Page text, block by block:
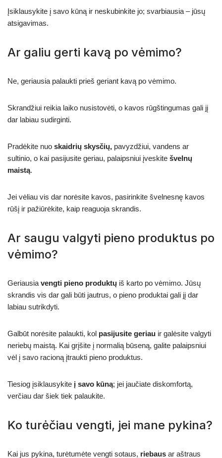
Įsiklausykite į savo kūną ir neskubinkite jo; svarbiausia – jūsų
atsigavimas.
Ar galiu gerti kavą po vėmimo?
Ne, geriausia palaukti prieš geriant kavą po vėmimo.
Skrandžiui reikia laiko nusistovėti, o kavos rūgštingumas gali jį
dar labiau sudirginti.
Pradėkite nuo skaidrių skysčių, pavyzdžiui, vandens ar
sultinio, o kai pasijusite geriau, palaipsniui įveskite švelnų
maistą.
Jei vėliau vis dar norėsite kavos, pasirinkite švelnesnę kavos
rūšį ir pažiūrėkite, kaip reaguoja skrandis.
Ar saugu valgyti pieno produktus po
vėmimo?
Geriausia vengti pieno produktų iš karto po vėmimo. Jūsų
skrandis vis dar gali būti jautrus, o pieno produktai gali jį dar
labiau sutrikdyti.
Galbūt norėsite palaukti, kol pasijusite geriau ir galėsite valgyti
neriebų maistą. Kai grįšite į normalią būseną, galite palaipsniui
vėl į savo racioną įtraukti pieno produktus.
Tiesiog įsiklausykite į savo kūną; jei jaučiate diskomfortą,
verčiau dar šiek tiek palaukite.
Ko turėčiau vengti, jei mane pykina?
Kai jus pykina, turėtumėte vengti sotaus, riebaus ar aštraus